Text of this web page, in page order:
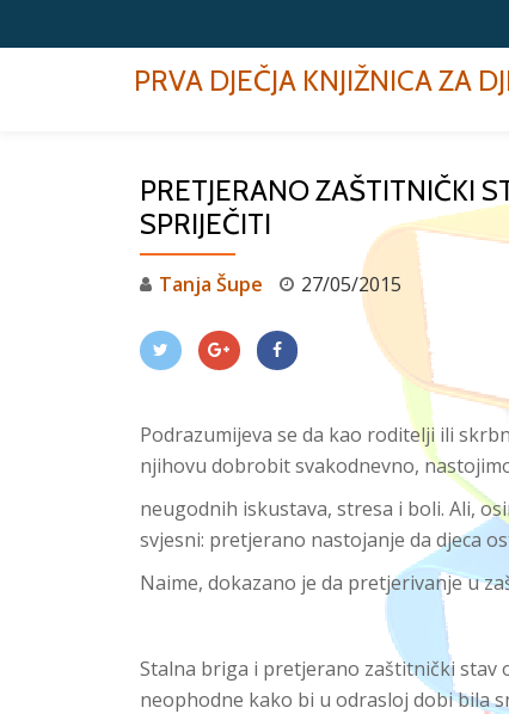
PRVA DJEČJA KNJIŽNICA ZA
PRETJERANO ZAŠTITNIČKI
SPRIJEČITI
Tanja Šupe 27/05/2015
Podrazumijeva se da kao roditelji ili
njihovu dobrobit svakodnevno,
neugodnih iskustava, stresa i boli. Ali,
svjesni: pretjerano nastojanje da djeca
Naime, dokazano je da pretjerivanje u
Stalna briga i pretjerano zaštitnički stav
neophodne kako bi u odrasloj dobi bila